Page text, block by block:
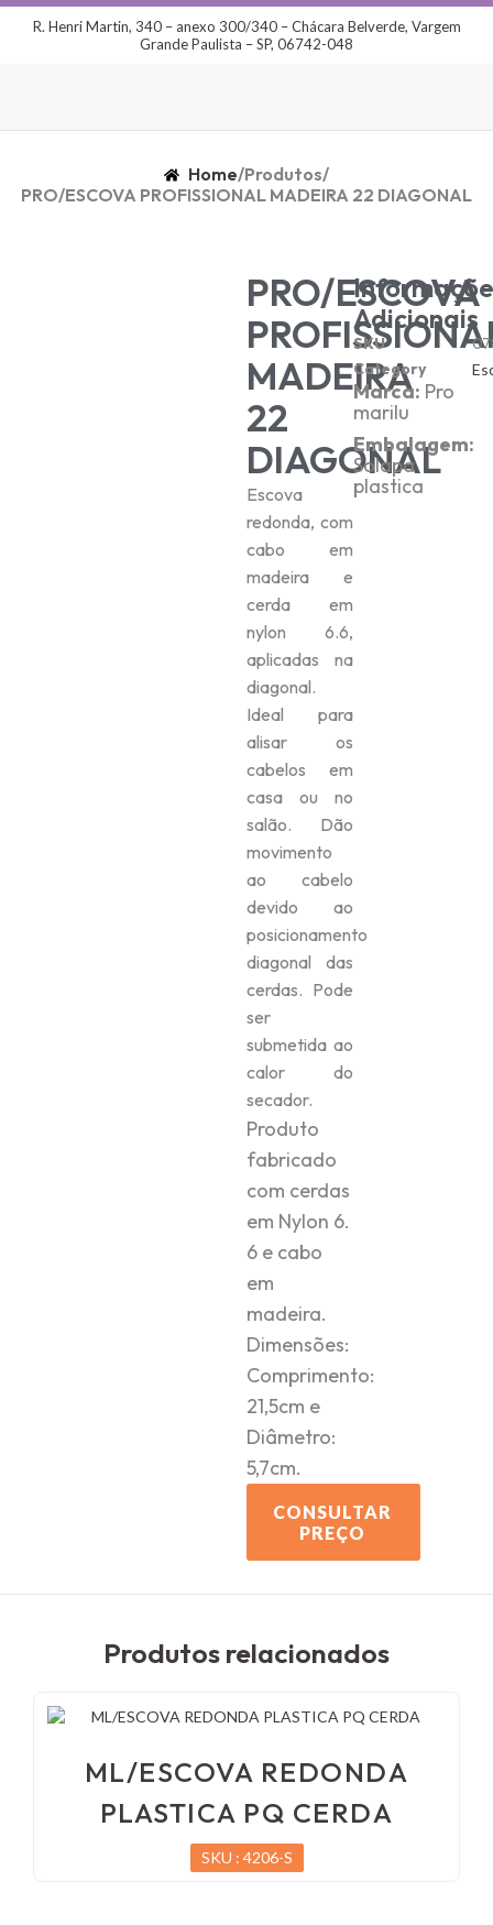
R. Henri Martin, 340 – anexo 300/340 – Chácara Belverde, Vargem
Grande Paulista – SP, 06742-048
Home/Produtos/
PRO/ESCOVA PROFISSIONAL MADEIRA 22 DIAGONAL
PRO/ESCOVA
MADEIRA
22
DIAGONAL
Escova
redonda, com
cabo em
madeira e
cerda em
nylon 6.6,
aplicadas na
diagonal.
Ideal para
alisar os
cabelos em
casa ou no
salão. Dão
movimento
ao cabelo
devido ao
posicionamento
diagonal das
cerdas. Pode
ser
submetida ao
calor do
secador.
Produto
fabricado
com cerdas
em Nylon 6.
6 e cabo
em
madeira.
Dimensões:
Comprimento:
21,5cm e
Diâmetro:
5,7cm.
CONSULTAR
PREÇO
Adicionais
SKU
Category
Marca: Pro
marilu
Embalagem:
Solapa
plastica
Produtos relacionados
ML/ESCOVA REDONDA
PLASTICA PQ CERDA
SKU : 4206-S